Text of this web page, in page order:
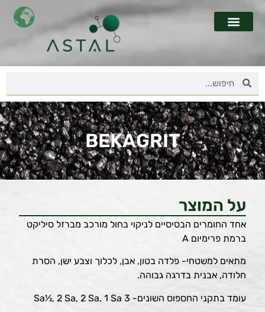
BEKAGRIT
על המוצר
אחד החומרים הבסיסיים לניקוי בחול מורכב מברזל סיליקט
ברמת פרימיום A
מתאים למשטחי- פלדה בטון, אבן, לכלוך וצבע ישן, הסרת
חלודה, אבנית בדרגה גבוהה.
עומד בתקני החספוס השונים- 3 Sa1⁄2, 2 Sa, 2 Sa, 1 Sa